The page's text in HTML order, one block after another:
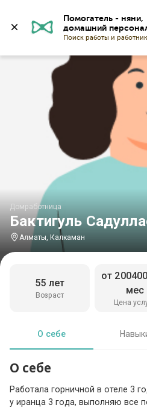
Помогатель - няни,
Бактигуль
Домработница
Алматы, Калкаман
Возраст
55 лет
Цена
от
мес
О себе
О себе
Работала горничной в отеле 3
у иранца 3 года, выполняю все